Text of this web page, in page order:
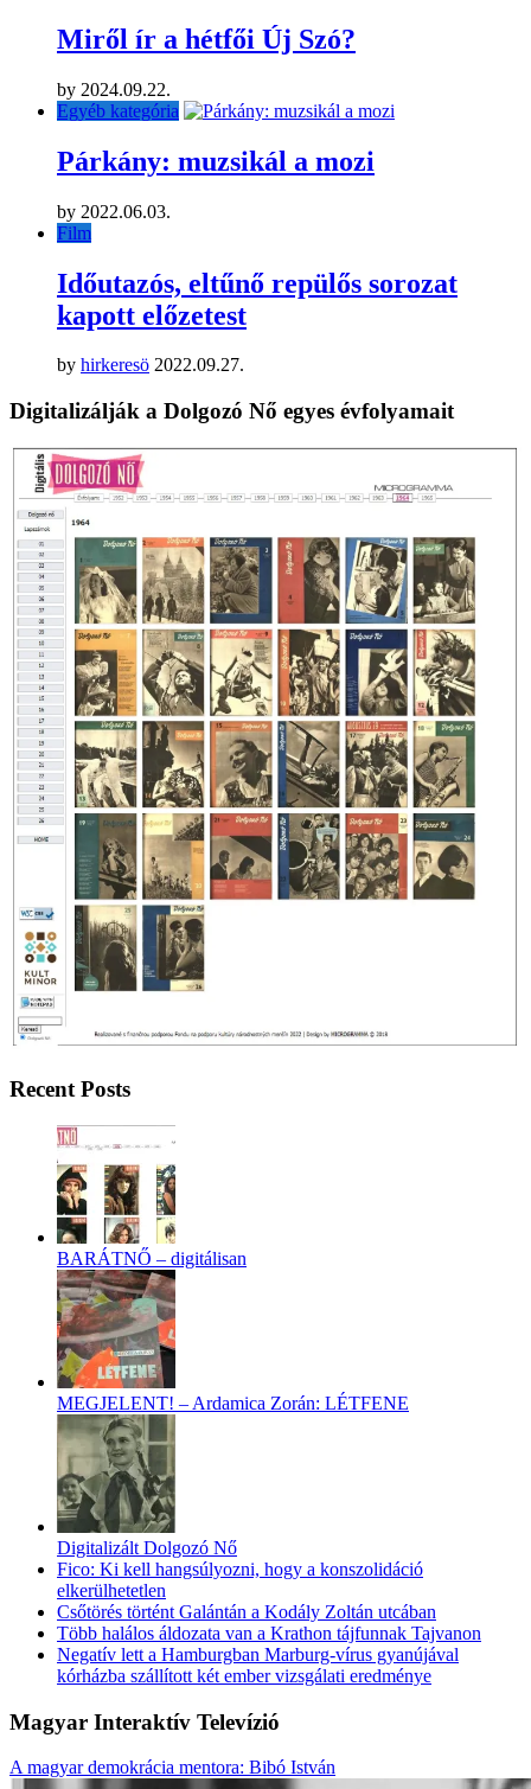
Miről ír a hétfői Új Szó?
by 2024.09.22.
Egyéb kategória
Párkány: muzsikál a mozi
by 2022.06.03.
Film
Időutazós, eltűnő repülős sorozat
kapott előzetest
by hirkeresö 2022.09.27.
Digitalizálják a Dolgozó Nő egyes évfolyamait
Recent Posts
BARÁTNŐ – digitálisan
MEGJELENT! – Ardamica Zorán: LÉTFENE
Digitalizált Dolgozó Nő
Fico: Ki kell hangsúlyozni, hogy a konszolidáció
elkerülhetetlen
Csőtörés történt Galántán a Kodály Zoltán utcában
Több halálos áldozata van a Krathon tájfunnak Tajvanon
Negatív lett a Hamburgban Marburg-vírus gyanújával
kórházba szállított két ember vizsgálati eredménye
Magyar Interaktív Televízió
A magyar demokrácia mentora: Bibó István